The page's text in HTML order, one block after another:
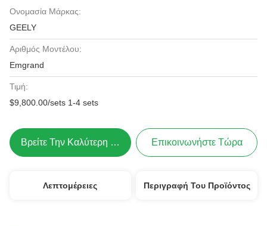
Ονομασία Μάρκας:
GEELY
Αριθμός Μοντέλου:
Emgrand
Τιμή:
$9,800.00/sets 1-4 sets
Βρείτε Την Καλύτερη Τιμή Επικοινωνήστε Τώρα
Λεπτομέρειες Περιγραφή Του Προϊόντος